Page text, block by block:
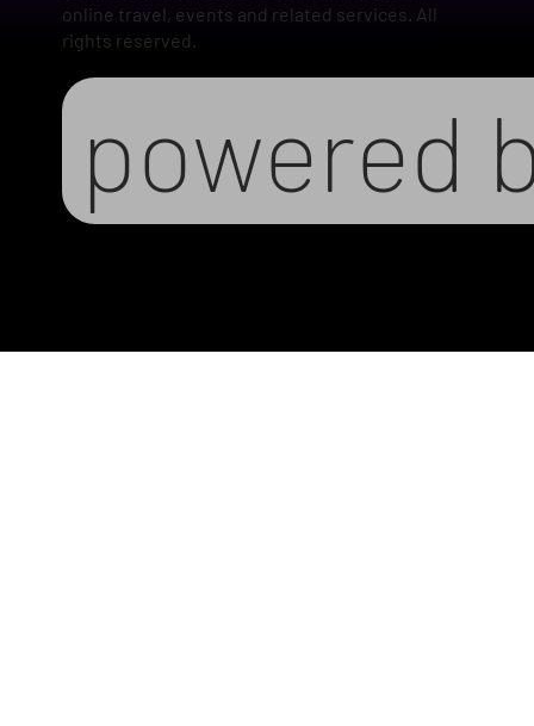
online travel, events and related services. All
rights reserved.
powered